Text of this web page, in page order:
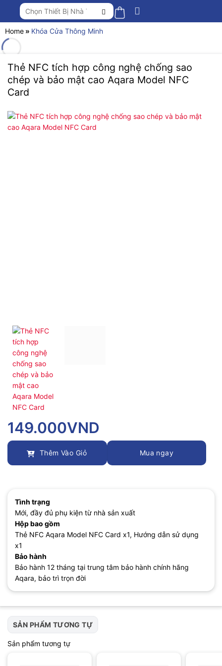
Chuyển
nội
dung
Tìm
kiếm:
Home » Khóa Cửa Thông Minh
Thẻ NFC tích hợp công nghệ chống sao
chép và bảo mật cao Aqara Model NFC
Card
149.000VND
Thêm Vào Giỏ Mua ngay
Tình trạng
Mới, đầy đủ phụ kiện từ nhà sản xuất
Hộp bao gồm
Thẻ NFC Aqara Model NFC Card x1, Hướng dẫn sử dụng
x1
Bảo hành
Bảo hành 12 tháng tại trung tâm bảo hành chính hãng
Aqara, bảo trì trọn đời
SẢN PHẨM TƯƠNG TỰ
Sản phẩm tương tự